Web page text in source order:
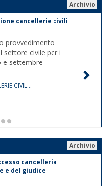
Archivio
cancellerie civili
provvedimento
settore civile per i
e settembre
CIVIL...
Archivio
cancelleria
e del giudice